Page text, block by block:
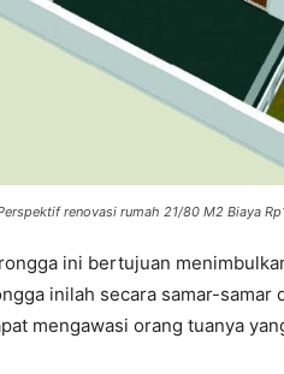
renovasi rumah 21/80 M2 Biaya
ini bertujuan
inilah secara samar-
mengawasi orang tuanya